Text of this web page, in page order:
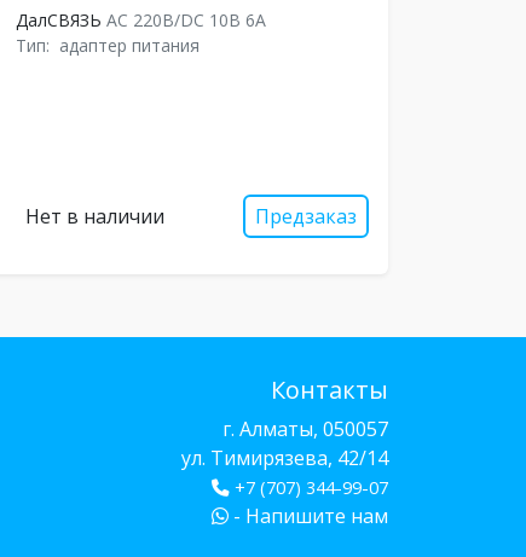
ДалСВЯЗЬ AC 220В/DC 10В 6А
Тип: адаптер питания
Нет в наличии Предзаказ
Контакты
г. Алматы, 050057
ул. Тимирязева, 42/14
+7 (707) 344-99-07
- Напишите нам